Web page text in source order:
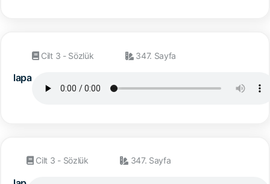
lapa
Cilt 3 - Sözlük 347. Sayfa
Cilt 3 - Sözlük 347. Sayfa